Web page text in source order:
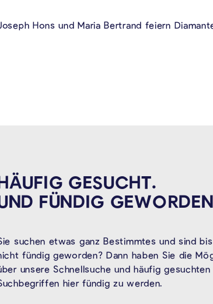
Hons und Maria Bertrand feiern
GESUCHT.
FÜNDIG GEWORDEN
suchen etwas ganz Bestimmtes und sind
fündig geworden? Dann haben Sie die
unsere Schnellsuche und häufig gesuchten
hier fündig zu werden.